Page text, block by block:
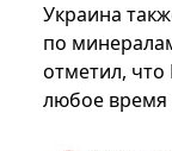
Украина
по
отметил, что
любое